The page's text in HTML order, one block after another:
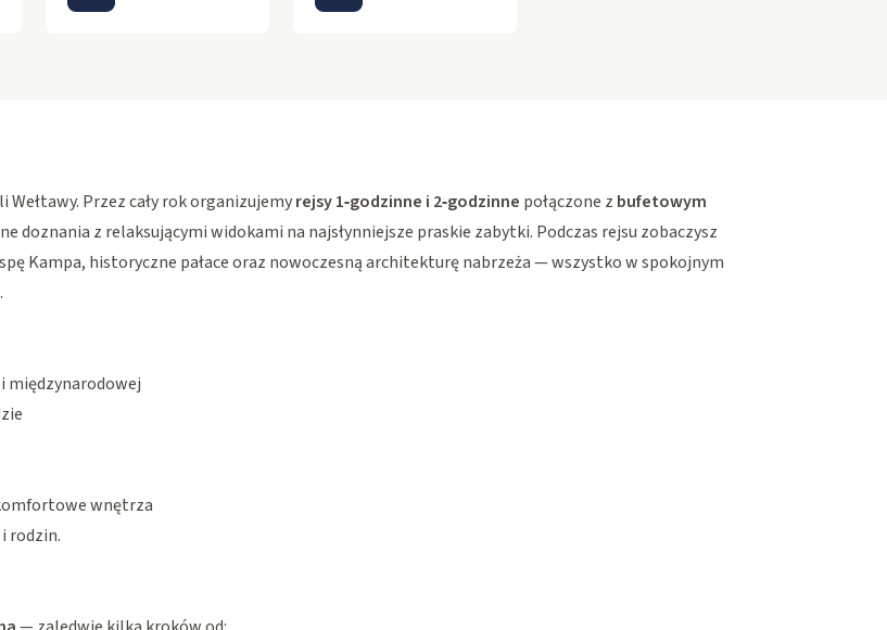
Przez cały rok organizujemyrejsy 1‑godzinne i 2‑godzinne połączone z bufetowym
doznania z relaksującymi widokami na najsłynniejsze praskie zabytki. Podczas rejsu zobaczysz
Kampa, historyczne pałace oraz nowoczesną architekturę nabrzeża — wszystko w spokojnym
międzynarodowej
wnętrza
rodzin.